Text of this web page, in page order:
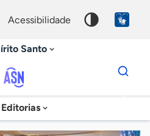
acessibilidade
Santo
Agência
Sebrae
Editorias
Dados
para
chave